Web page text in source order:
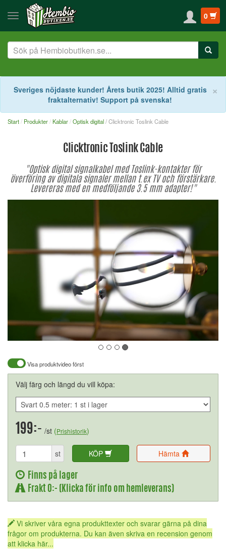
0
×
Sveriges nöjdaste kunder! Årets butik 2025! Alltid gratis
fraktalternativ! Support på svenska!
Start Produkter Kablar Optisk digital/ Clicktronic Toslink Cable
Clicktronic Toslink Cable
"Optisk digital signalkabel med Toslink-kontakter för
överföring av digitala signaler mellan t.ex TV och förstärkare.
Levereras med en medföljande 3.5 mm adapter!"
Visa produktvideo först
Välj färg och längd du vill köpa:
199:- /st (Prishistorik)
st KÖP Hämta
Finns på lager
Frakt 0:- (Klicka för info om hemleverans)
Vi skriver våra egna produkttexter och svarar gärna på dina
frågor om produkterna. Du kan även skriva en recension genom
att klicka här...